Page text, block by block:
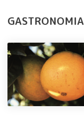
GASTRONOMIA